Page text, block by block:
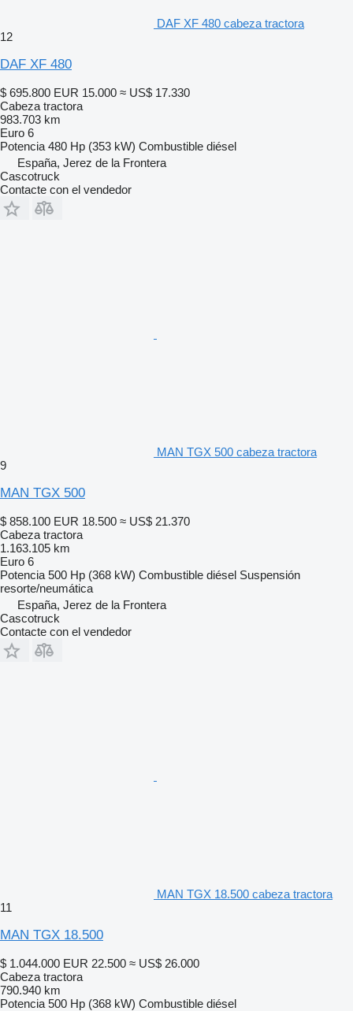
DAF XF 480 cabeza tractora
12
DAF XF 480
$ 695.800 EUR 15.000 ≈ US$ 17.330
Cabeza tractora
983.703 km
Euro 6
Potencia 480 Hp (353 kW) Combustible diésel
España, Jerez de la Frontera
Cascotruck
Contacte con el vendedor
MAN TGX 500 cabeza tractora
9
MAN TGX 500
$ 858.100 EUR 18.500 ≈ US$ 21.370
Cabeza tractora
1.163.105 km
Euro 6
Potencia 500 Hp (368 kW) Combustible diésel Suspensión
resorte/neumática
España, Jerez de la Frontera
Cascotruck
Contacte con el vendedor
MAN TGX 18.500 cabeza tractora
11
MAN TGX 18.500
$ 1.044.000 EUR 22.500 ≈ US$ 26.000
Cabeza tractora
790.940 km
Potencia 500 Hp (368 kW) Combustible diésel